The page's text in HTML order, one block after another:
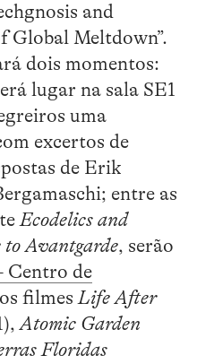
and
Global Meltdown”.
dois momentos:
lugar na sala SE1
uma
excertos de
de Erik
entre as
Ecodelics and
Avantgarde, serão
de
filmesLife After
Atomic Garden
Floridas